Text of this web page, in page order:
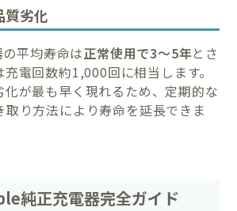
質劣化
平均寿命は正常使用で3〜5年とさ
電回数約1,000回に相当します。
化が最も早く現れるため、定期的な
取り方法により寿命を延長できま
純正充電器完全ガイド